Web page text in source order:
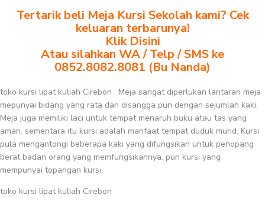
Tertarik beli Meja Kursi Sekolah kami? Cek
keluaran terbarunya!
Klik Disini
Atau silahkan WA / Telp / SMS ke
0852.8082.8081 (Bu Nanda)
toko kursi lipat kuliah Cirebon : Meja sangat diperlukan lantaran meja
mepunyai bidang yang rata dan disangga pun dengan sejumlah kaki.
Meja juga memiliki laci untuk tempat menaruh buku atau tas yang
aman. sementara itu kursi adalah manfaat tempat duduk murid. Kursi
pula mengantongi beberapa kaki yang difungsikan untuk penopang
berat badan orang yang memfungsikannya. pun kursi yang
mempunyai topangan kursi.
toko kursi lipat kuliah Cirebon